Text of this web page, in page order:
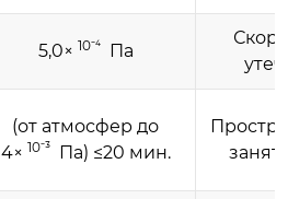
5,0× 10⁻⁴Па
(от атмосфер до
4× 10⁻³Па) ≤20 мин.